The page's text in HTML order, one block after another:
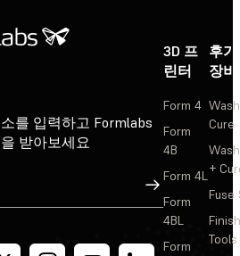
를 입력하고 Formlabs
받아보세요
가입
3D 프
린터
Form 4
Form
4B
Form 4L
Form
4BL
Form
후
장비
Cure
+
Fuse
Tools